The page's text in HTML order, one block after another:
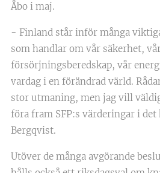
Åbo i maj.
- Finland står inför många
som handlar om vår säkerhet,
försörjningsberedskap, vår
vardag i en förändrad värld.
stor utmaning, men jag vill
föra fram SFP:s värderingar i det
Bergqvist.
Utöver de många avgörande